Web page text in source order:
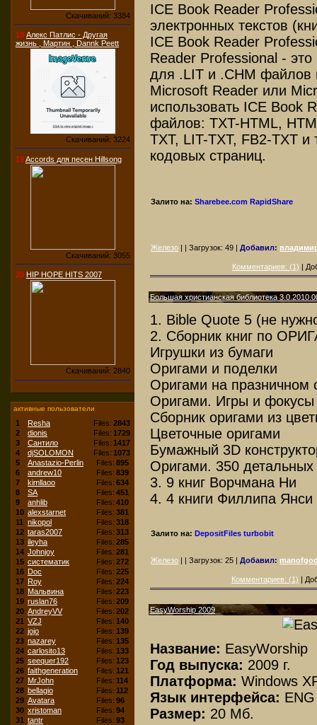
Скачиваний: 3384
18 Алекс Патлис - Другая
жизнь , Мартин , Dannk Peett
Скачиваний: 3224
19Accords для песен Hillsong
Скачиваний: 3055
20 HIP HOPE HITS 2007
Скачиваний: 2840
активные пользователи
1 Resha Files: 2843
2
dionis Files: 1729
3
Сантило Files: 1417
4
djSOLOMON Files: 1073
5
Anastazio-Perlin Files: 895
6
andrew10 Files: 839
7
kimllaoo Files: 634
8
SA Files: 451
9
anhlib Files: 410
10 alexstarnet Files: 381
11
nikopol Files: 318
12 taras2007 Files: 313
13 ileyha Files: 285
14 Johnjoy Files: 281
15 систематик Files: 272
16 Doc Files: 225
17 Roy Files: 224
18 Мальвина Files: 223
19 ruslan76 Files: 209
20 AndreyVV Files: 202
21 VZJ Files: 140
22 jojo Files: 139
23 nazarey Files: 135
24 carlosito13 Files: 133
25 seequer192 Files: 123
26 faithgeneration Files: 121
27 MrJohn Files: 114
28 bellagio Files: 112
29 Avatara Files: 96
30 xristoman Files: 94
31 tantr Files: 93
ICE Book Reader
электронных текстов
ICE Book Reader
Reader Professional - это
для .LIT и .CHM файлов
Microsoft Reader или
использовать ICE Book
файлов: TXT-HTML,
TXT, LIT-TXT, FB2-TXT и
кодовых страниц.
Залито на: Sharebee.com RapidShare
Железо | | Загрузок: 49 | Добавил:
Комментариев: (1) |
Большая христианская библиотека
1. Bible Quote 5 (не
2. Сборник книг по
Игрушки из бумаги
Оригами и поделки
Оригами на празничном
Оригами. Игры и фокусы
Сборник оригами из
Цветочные оригами
Бумажный 3D
Оригами. 350 детальных
3. 9 книг Ворчмана Ни
4. 4 книги Филлипа Янси
Залито на: DepositFiles turbobit
Железо | | Загрузок: 25 | Добавил:
Комментариев: (1) |
EasyWorship 2009
Название: EasyWorship
Год выпуска: 2009 г.
Платформа: Windows
Язык интерфейса: ENG
Размер: 20 Мб.